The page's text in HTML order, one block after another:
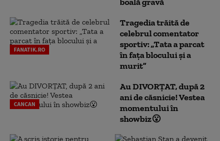
FANATIK.RO
Tragedia trăită de
celebrul comentator
sportiv: „Tata a parcat
în fața blocului și a
murit”
CANCAN
Au DIVORȚAT, după 2
ani de căsnicie! Vestea
momentului în
showbiz😮